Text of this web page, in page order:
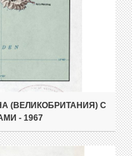
(ВЕЛИКОБРИТАНИЯ) С
- 1967